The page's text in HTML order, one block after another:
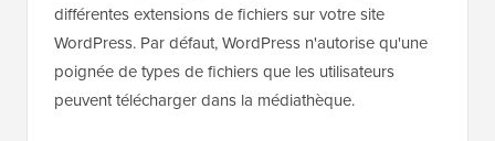
différentes extensions de fichiers sur votre site
WordPress. Par défaut, WordPress n'autorise qu'une
poignée de types de fichiers que les utilisateurs
peuvent télécharger dans la médiathèque.